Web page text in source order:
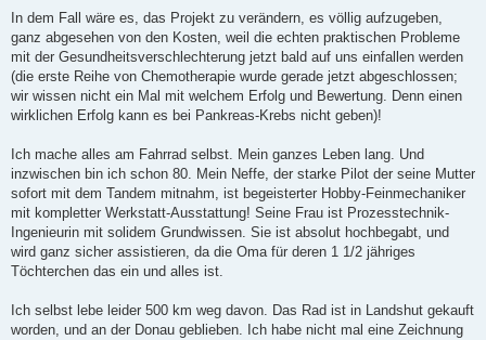
In dem Fall wäre es, das Projekt zu verändern, es völlig aufzugeben,
ganz abgesehen von den Kosten, weil die echten praktischen Probleme
mit der Gesundheitsverschlechterung jetzt bald auf uns einfallen werden
(die erste Reihe von Chemotherapie wurde gerade jetzt abgeschlossen;
wir wissen nicht ein Mal mit welchem Erfolg und Bewertung. Denn einen
wirklichen Erfolg kann es bei Pankreas-Krebs nicht geben)!
Ich mache alles am Fahrrad selbst. Mein ganzes Leben lang. Und
inzwischen bin ich schon 80. Mein Neffe, der starke Pilot der seine Mutter
sofort mit dem Tandem mitnahm, ist begeisterter Hobby-Feinmechaniker
mit kompletter Werkstatt-Ausstattung! Seine Frau ist Prozesstechnik-
Ingenieurin mit solidem Grundwissen. Sie ist absolut hochbegabt, und
wird ganz sicher assistieren, da die Oma für deren 1 1/2 jähriges
Töchterchen das ein und alles ist.
Ich selbst lebe leider 500 km weg davon. Das Rad ist in Landshut gekauft
worden, und an der Donau geblieben. Ich habe nicht mal eine Zeichnung